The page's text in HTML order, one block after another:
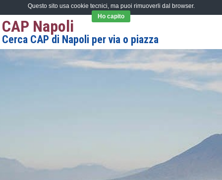
CAP Napoli
Cerca CAP di Napoli per via o piazza
Questo sito usa cookie tecnici, ma puoi rimuoverli dal browser.
Ho capito